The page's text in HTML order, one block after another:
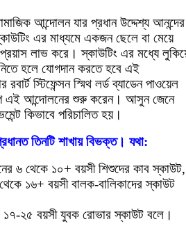
আন্দোলন যার প্রধান উদ্দেশ্য আনন্দের
এর মাধ্যমে একজন ছেলে বা মেয়ে
লাভ করে। স্কাউটিং এর মধ্যে
হলে যোগদান করতে হবে এই
স্টিফেন্সন স্মিথ লর্ড ব্যাডেন পাওয়েল
এই আন্দোলনের শুরু করেন। আসুন জেনে
কিভাবে পরিচালিত হয়।
তিনটি শাখায় বিভক্ত। যথা:
৬ থেকে ১০+ বয়সী শিশুদের কাব স্কাউট,
১৬+ বয়সী বালক-বালিকাদের স্কাউট
১৭-২৫ বয়সী যুবক রোভার স্কাউট বলে।